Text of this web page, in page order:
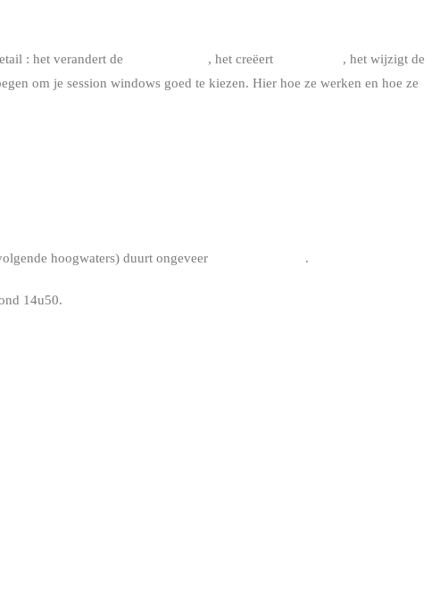
: het verandert de , het creëert
, het wijzigt de
om je session windows goed te kiezen. Hier hoe ze werken en hoe ze
hoogwaters) duurt ongeveer .
14u50.